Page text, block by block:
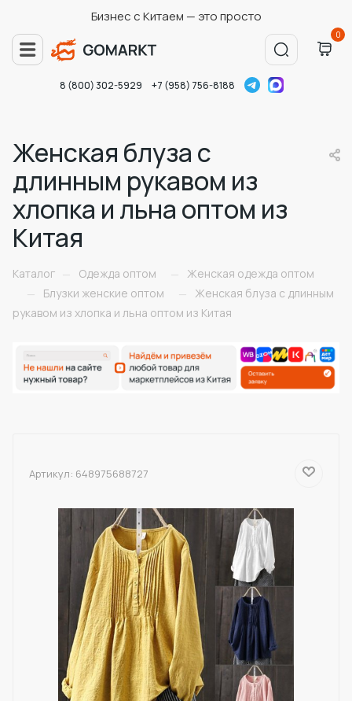
Бизнес с Китаем — это просто
0
8 (800) 302-5929 +7 (958) 756-8188
Женская блуза с
длинным рукавом из
хлопка и льна оптом из
Китая
Каталог — Одежда оптом —
Женская одежда оптом
—
Блузки женские оптом —
Женская блуза с длинным
рукавом из хлопка и льна оптом из Китая
Артикул: 648975688727